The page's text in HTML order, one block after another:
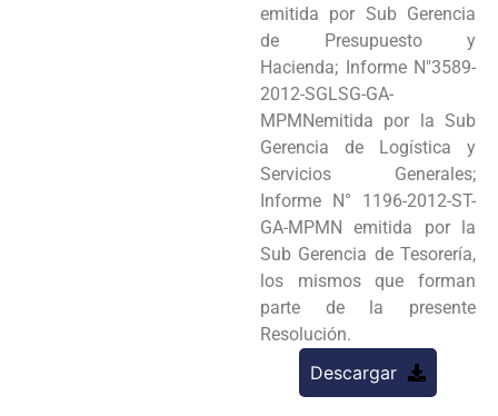
emitida por Sub Gerencia
de Presupuesto y
Hacienda; Informe N"3589-
2012-SGLSG-GA-
MPMNemitida por la Sub
Gerencia de Logística y
Servicios Generales;
Informe N° 1196-2012-ST-
GA-MPMN emitida por la
Sub Gerencia de Tesorería,
los mismos que forman
parte de la presente
Resolución.
Descargar